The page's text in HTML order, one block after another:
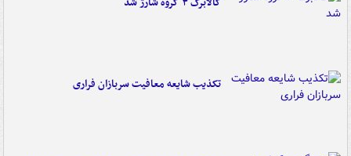
تکذیب شایعه معافیت سربازان فراری